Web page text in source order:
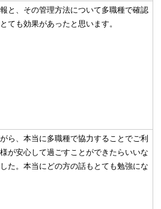
と、その管理方法について多職種で確認
ても効果があったと思います。
ら、本当に多職種で協力することでご利
が安心して過ごすことができたらいいな
た。本当にどの方の話もとても勉強にな